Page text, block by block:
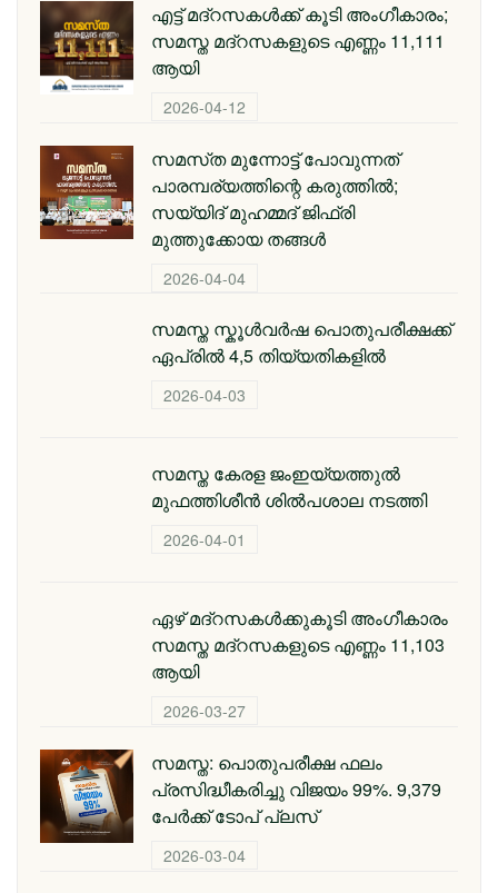
എട്ട് മദ്റസകള്‍ക്ക് കൂടി അംഗീകാരം;
സമസ്ത മദ്റസകളുടെ എണ്ണം 11,111
ആയി
2026-04-12
സമസ്‌ത മുന്നോട്ട് പോവുന്നത്
പാരമ്പര്യത്തിന്റെ കരുത്തിൽ;
സയ്യിദ് മുഹമ്മദ് ജിഫ്രി
മുത്തുക്കോയ തങ്ങള്‍
2026-04-04
സമസ്ത സ്കൂള്‍വര്‍ഷ പൊതുപരീക്ഷക്ക്
ഏപ്രില്‍ 4,5 തിയ്യതികളില്‍
2026-04-03
സമസ്ത കേരള ജംഇയ്യത്തുല്‍
മുഫത്തിശീന്‍ ശില്‍പശാല നടത്തി
2026-04-01
ഏഴ് മദ്റസകള്‍ക്കുകൂടി അംഗീകാരം
സമസ്ത മദ്റസകളുടെ എണ്ണം 11,103
ആയി
2026-03-27
സമസ്ത: പൊതുപരീക്ഷ ഫലം
പ്രസിദ്ധീകരിച്ചു വിജയം 99%. 9,379
പേര്‍ക്ക് ടോപ് പ്ലസ്
2026-03-04